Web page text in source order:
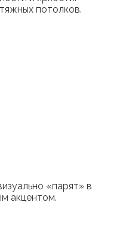
потолков.
«парят» в
акцентом.